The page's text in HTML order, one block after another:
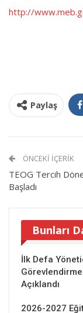
http://
Paylaş
ÖNCEKI İÇERIK
TEOG Tercih
Başladı
Bunları
İlk Defa
Açıklandı
2026-2027